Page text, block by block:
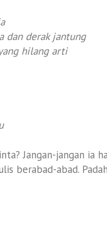
dan derak jantung
hilang arti
Jangan-jangan ia
berabad-abad.